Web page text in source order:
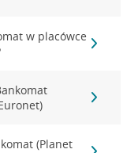
w placówce
(Planet